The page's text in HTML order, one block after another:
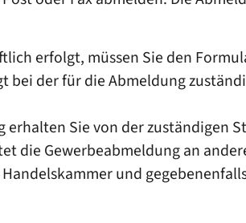
erfolgt, müssen Sie den
bei der für die Abmeldung
Sie von der zuständigen
die Gewerbeabmeldung an
und